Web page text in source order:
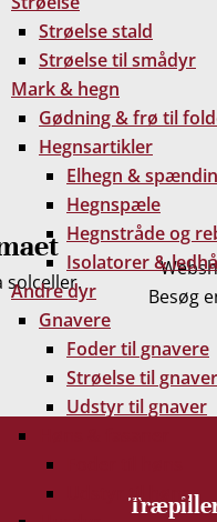
Strøelse stald
Strøelse til smådyr
Mark & hegn
Gødning & frø til
Hegnsartikler
Elhegn &
Hegnspæle
Hegnstråde og
Isolatorer &
Andre dyr
Gnavere
Foder til gnavere
Strøelse til gnaver
Udstyr til gnaver
Udstyr til høns
solceller.
Besøg